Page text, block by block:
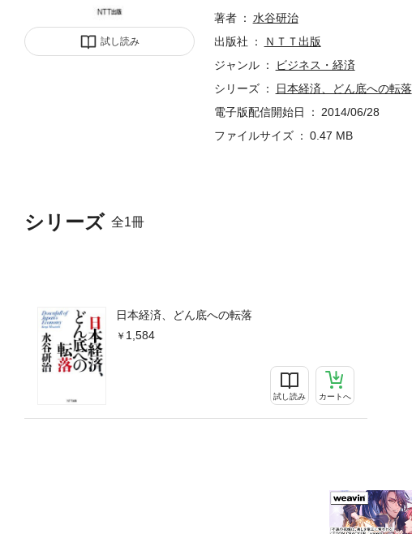
試し読み
シリーズ 全1冊
日本経済、どん底への転落
1,584
試し読み カートへ
著者
水谷研治
出版社
ＮＴＴ出版
ジャンル
ビジネス・経済
シリーズ
日本経済、どん底への転落
電子版配信開始日
2014/06/28
ファイルサイズ
0.47 MB